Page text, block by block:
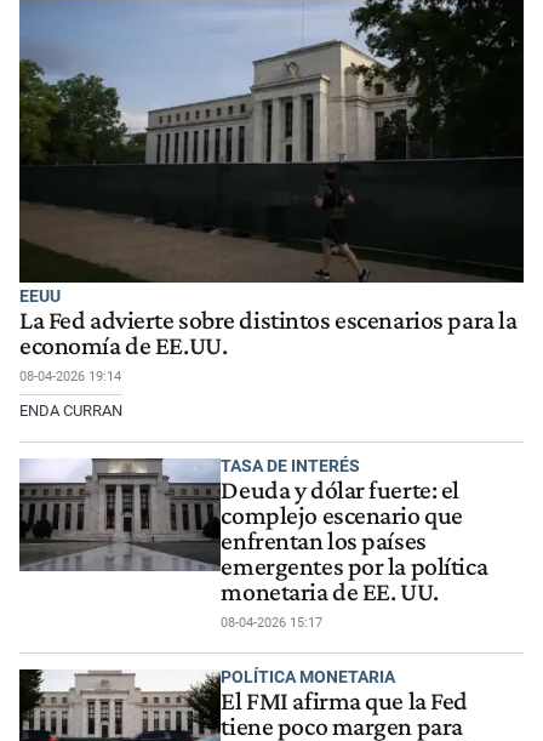
EEUU
La Fed advierte sobre distintos escenarios para la
economía de EE.UU.
08-04-2026 19:14
ENDA CURRAN
TASA DE INTERÉS
Deuda y dólar fuerte: el
complejo escenario que
enfrentan los países
emergentes por la política
monetaria de EE. UU.
08-04-2026 15:17
POLÍTICA MONETARIA
El FMI afirma que la Fed
tiene poco margen para